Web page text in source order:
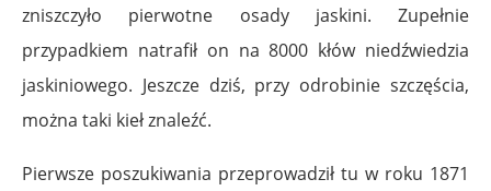
zniszczyło pierwotne osady jaskini. Zupełnie
przypadkiem natrafił on na 8000 kłów niedźwiedzia
jaskiniowego. Jeszcze dziś, przy odrobinie szczęścia,
można taki kieł znaleźć.
Pierwsze poszukiwania przeprowadził tu w roku 1871